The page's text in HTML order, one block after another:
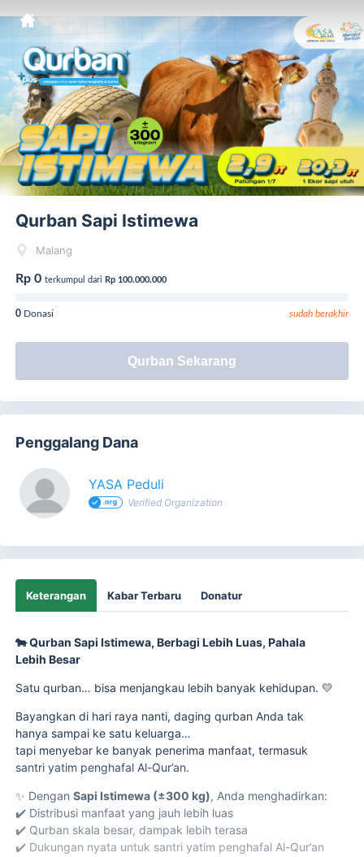
Qurban Sapi Istimewa
Malang
Rp 0 terkumpul dari Rp 100.000.000
0 Donasi sudah berakhir
Qurban Sekarang
Penggalang Dana
YASA Peduli
Verified Organization
Keterangan Kabar Terbaru Donatur
🐄 Qurban Sapi Istimewa, Berbagi Lebih Luas, Pahala
Lebih Besar
Satu qurban… bisa menjangkau lebih banyak kehidupan. 💛
Bayangkan di hari raya nanti, daging qurban Anda tak
hanya sampai ke satu keluarga…
tapi menyebar ke banyak penerima manfaat, termasuk
santri yatim penghafal Al-Qur’an.
✨ DenganSapi Istimewa (±300 kg), Anda menghadirkan:
✔️ Distribusi manfaat yang jauh lebih luas
✔️ Qurban skala besar, dampak lebih terasa
✔️ Dukungan nyata untuk santri yatim penghafal Al-Qur’an